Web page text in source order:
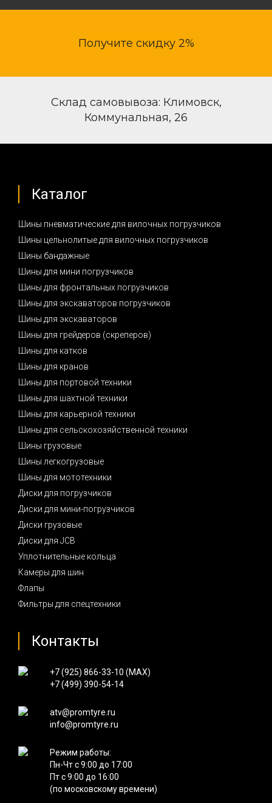
Получите скидку 2%
Склад самовывоза: Климовск,
Коммунальная, 26
Каталог
Шины пневматические для вилочных погрузчиков
Шины цельнолитые для вилочных погрузчиков
Шины бандажные
Шины для мини погрузчиков
Шины для фронтальных погрузчиков
Шины для экскаваторов погрузчиков
Шины для экскаваторов
Шины для грейдеров (скреперов)
Шины для катков
Шины для кранов
Шины для портовой техники
Шины для шахтной техники
Шины для карьерной техники
Шины для сельскохозяйственной техники
Шины грузовые
Шины легкогрузовые
Шины для мототехники
Диски для погрузчиков
Диски для мини-погрузчиков
Диски грузовые
Диски для JCB
Уплотнительные кольца
Камеры для шин
Флапы
Фильтры для спецтехники
Контакты
+7 (925) 866-33-10 (MAX)
+7 (499) 390-54-14
atv@promtyre.ru
info@promtyre.ru
Режим работы:
Пн-Чт с 9:00 до 17:00
Пт с 9:00 до 16:00
(по московскому времени)